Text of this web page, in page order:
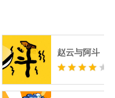
赵云与阿斗